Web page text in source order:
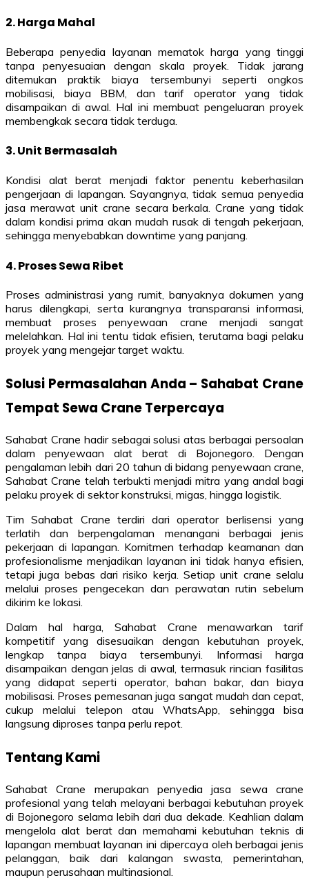
2. Harga Mahal
Beberapa penyedia layanan mematok harga yang tinggi
tanpa penyesuaian dengan skala proyek. Tidak jarang
ditemukan praktik biaya tersembunyi seperti ongkos
mobilisasi, biaya BBM, dan tarif operator yang tidak
disampaikan di awal. Hal ini membuat pengeluaran proyek
membengkak secara tidak terduga.
3. Unit Bermasalah
Kondisi alat berat menjadi faktor penentu keberhasilan
pengerjaan di lapangan. Sayangnya, tidak semua penyedia
jasa merawat unit crane secara berkala. Crane yang tidak
dalam kondisi prima akan mudah rusak di tengah pekerjaan,
sehingga menyebabkan downtime yang panjang.
4. Proses Sewa Ribet
Proses administrasi yang rumit, banyaknya dokumen yang
harus dilengkapi, serta kurangnya transparansi informasi,
membuat proses penyewaan crane menjadi sangat
melelahkan. Hal ini tentu tidak efisien, terutama bagi pelaku
proyek yang mengejar target waktu.
Solusi Permasalahan Anda – Sahabat Crane
Tempat Sewa Crane Terpercaya
Sahabat Crane hadir sebagai solusi atas berbagai persoalan
dalam penyewaan alat berat di Bojonegoro. Dengan
pengalaman lebih dari 20 tahun di bidang penyewaan crane,
Sahabat Crane telah terbukti menjadi mitra yang andal bagi
pelaku proyek di sektor konstruksi, migas, hingga logistik.
Tim Sahabat Crane terdiri dari operator berlisensi yang
terlatih dan berpengalaman menangani berbagai jenis
pekerjaan di lapangan. Komitmen terhadap keamanan dan
profesionalisme menjadikan layanan ini tidak hanya efisien,
tetapi juga bebas dari risiko kerja. Setiap unit crane selalu
melalui proses pengecekan dan perawatan rutin sebelum
dikirim ke lokasi.
Dalam hal harga, Sahabat Crane menawarkan tarif
kompetitif yang disesuaikan dengan kebutuhan proyek,
lengkap tanpa biaya tersembunyi. Informasi harga
disampaikan dengan jelas di awal, termasuk rincian fasilitas
yang didapat seperti operator, bahan bakar, dan biaya
mobilisasi. Proses pemesanan juga sangat mudah dan cepat,
cukup melalui telepon atau WhatsApp, sehingga bisa
langsung diproses tanpa perlu repot.
Tentang Kami
Sahabat Crane merupakan penyedia jasa sewa crane
profesional yang telah melayani berbagai kebutuhan proyek
di Bojonegoro selama lebih dari dua dekade. Keahlian dalam
mengelola alat berat dan memahami kebutuhan teknis di
lapangan membuat layanan ini dipercaya oleh berbagai jenis
pelanggan, baik dari kalangan swasta, pemerintahan,
maupun perusahaan multinasional.